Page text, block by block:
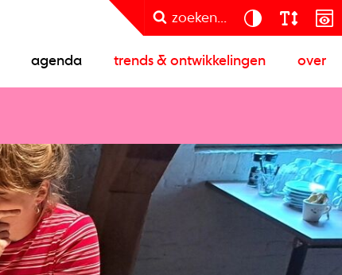
zoeken...
agenda trends & ontwikkelingen over